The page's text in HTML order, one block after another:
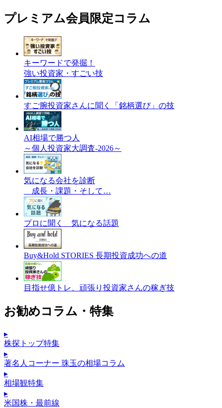
プレミアム会員限定コラム
キーワードで発掘！
強い投資家・すごい技
すご腕投資家さんに聞く「銘柄選び」の技
AI相場で勝つ人
～個人投資家大調査-2026～
気になる会社を診断
成長・課題・そして…
プロに聞く 気になる話題
Buy&Hold STORIES 長期投資成功への道
目指せ億トレ、頑張り投資家さんの稼ぎ技
お勧めコラム・特集
▸
株探トップ特集
▸
著名人コーナー 珠玉の相場コラム
▸
相場観特集
▸
米国株・最前線